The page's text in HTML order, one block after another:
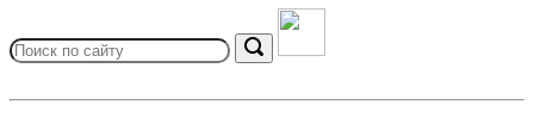
for:
Search